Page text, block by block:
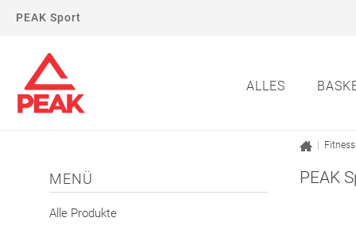
PEAK Sport
ALLES
MENÜ
Alle Produkte
Fitness
PEAK